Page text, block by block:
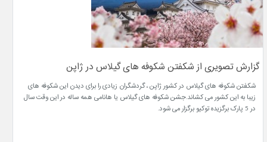
گزارش تصویری از شکفتن شکوفه های گیلاس در ژاپن
شکفتن شکوفه های گیلاس در کشور ژاپن ، گردشگران زیادی را برای دیدن این شکوفه های
زیبا به این کشور می کشاند.جشن شکوفه های گیلاس یا هانامی همه ساله در این وقت سال
در 5 پارک برگزیده توکیو برگزار می شود.